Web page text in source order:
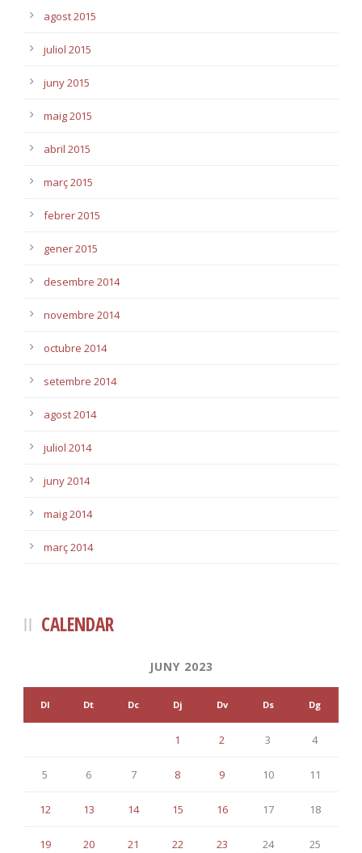
agost 2015
juliol 2015
juny 2015
maig 2015
abril 2015
març 2015
febrer 2015
gener 2015
desembre 2014
novembre 2014
octubre 2014
setembre 2014
agost 2014
juliol 2014
juny 2014
maig 2014
març 2014
CALENDAR
JUNY 2023
Dl Dt Dc Dj Dv Ds Dg
1 2 3 4
5 6 7 8 9 10 11
12 13 14 15 16 17 18
19 20 21 22 23 24 25